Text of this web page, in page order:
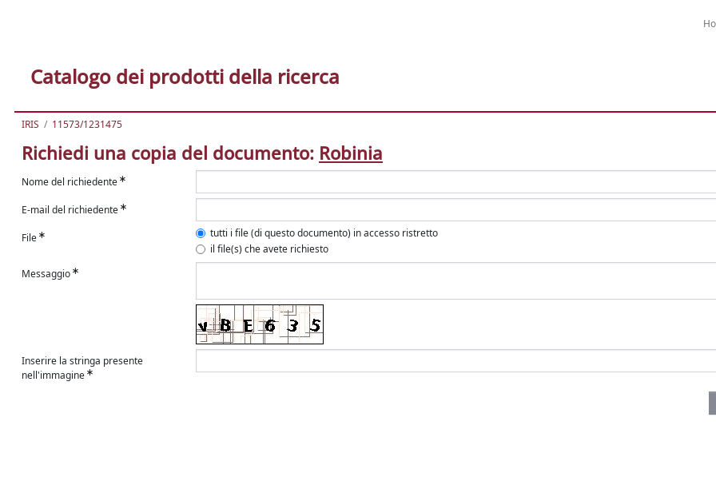
Catalogo dei prodotti della ricerca
IRIS 11573/1231475
Richiedi una copia del documento: Robinia
Nome del richiedente
E-mail del richiedente
File
tutti i file (di questo documento) in accesso ristretto
il file(s) che avete richiesto
Messaggio
Inserire la stringa presente
nell'immagine